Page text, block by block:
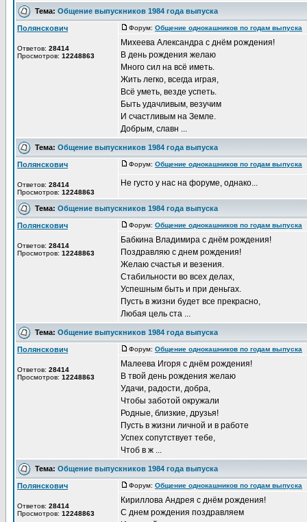
Тема: Общение выпускников 1984 года выпуска
Полянскович
Ответов: 28414
Просмотров: 12248863
Форум: Общение однокашников по годам выпуска
Михеева Александра с днём рождения!
В день рождения желаю
Много сил на всё иметь.
Жить легко, всегда играя,
Всё уметь, везде успеть.
Быть удачливым, везучим
И счастливым на Земле.
Добрым, славн ...
Тема: Общение выпускников 1984 года выпуска
Полянскович
Ответов: 28414
Просмотров: 12248863
Форум: Общение однокашников по годам выпуска
Не густо у нас на форуме, однако...
Тема: Общение выпускников 1984 года выпуска
Полянскович
Ответов: 28414
Просмотров: 12248863
Форум: Общение однокашников по годам выпуска
Бабкина Владимира с днём рождения!
Поздравляю с днем рождения!
Желаю счастья и везения.
Стабильности во всех делах,
Успешным быть и при деньгах.
Пусть в жизни будет все прекрасно,
Любая цель ста ...
Тема: Общение выпускников 1984 года выпуска
Полянскович
Ответов: 28414
Просмотров: 12248863
Форум: Общение однокашников по годам выпуска
Малеева Игоря с днём рождения!
В твой день рождения желаю
Удачи, радости, добра,
Чтобы заботой окружали
Родные, близкие, друзья!
Пусть в жизни личной и в работе
Успех сопутствует тебе,
Чтоб в ж ...
Тема: Общение выпускников 1984 года выпуска
Полянскович
Ответов: 28414
Просмотров: 12248863
Форум: Общение однокашников по годам выпуска
Кириллова Андрея с днём рождения!
С днем рождения поздравляем